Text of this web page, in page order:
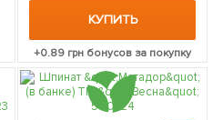
КУПИТЬ
+0.89грн бонусов за покупку